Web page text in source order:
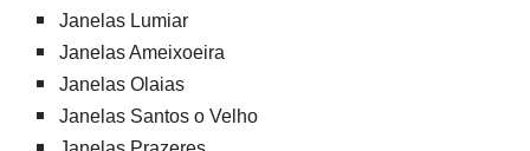
Janelas Lumiar
Janelas Ameixoeira
Janelas Olaias
Janelas Santos o Velho